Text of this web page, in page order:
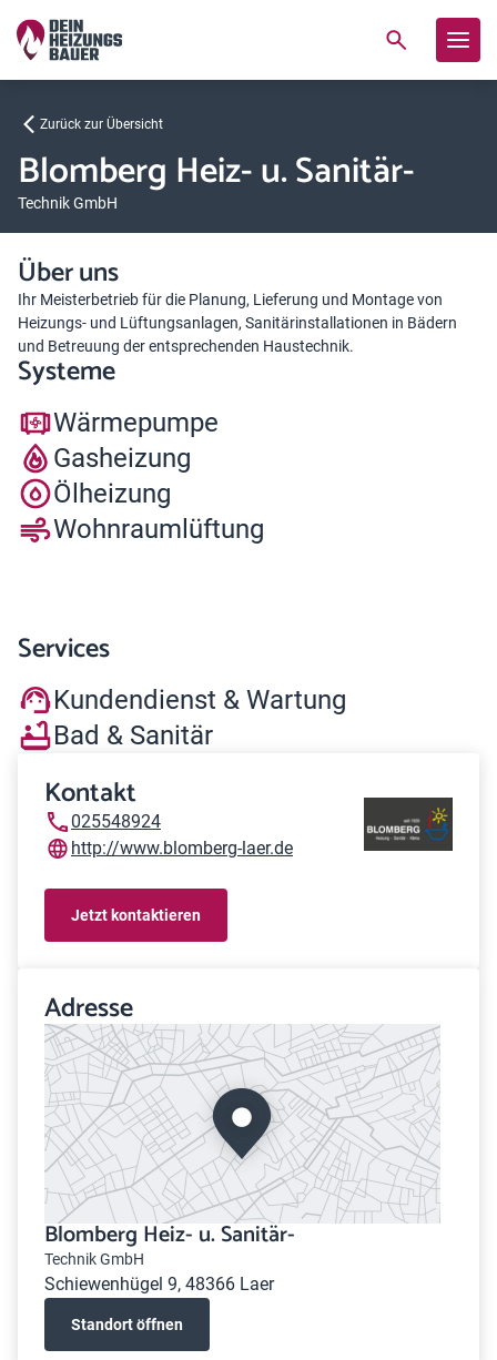
Zurück zur Übersicht
Blomberg Heiz- u. Sanitär-
Technik GmbH
Über uns
Ihr Meisterbetrieb für die Planung, Lieferung und Montage von
Heizungs- und Lüftungsanlagen, Sanitärinstallationen in Bädern
und Betreuung der entsprechenden Haustechnik.
Systeme
Wärmepumpe
Gasheizung
Ölheizung
Wohnraumlüftung
Services
Kundendienst & Wartung
Bad & Sanitär
Kontakt
025548924
http://www.blomberg-laer.de
Jetzt kontaktieren
Adresse
Blomberg Heiz- u. Sanitär-
Technik GmbH
Schiewenhügel 9, 48366 Laer
Standort öffnen